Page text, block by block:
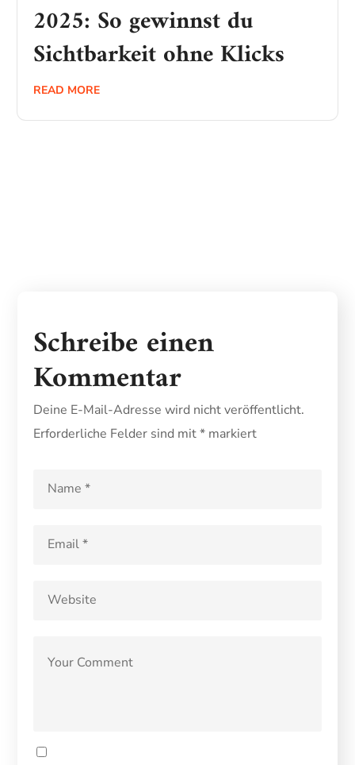
2025: So gewinnst du
Sichtbarkeit ohne Klicks
READ MORE
Schreibe einen
Kommentar
Deine E-Mail-Adresse wird nicht veröffentlicht.
Erforderliche Felder sind mit* markiert